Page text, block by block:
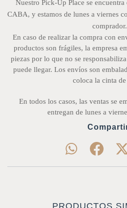
Nuestro Pick-Up Place se
CABA, y estamos de lunes a viernes
comprador.
En caso de realizar la compra con
productos son frágiles, la empresa
piezas por lo que no se
puede llegar. Los envíos son
coloca la cinta
En todos los casos, las ventas se
entregan de lunes a
PRODUCTOS